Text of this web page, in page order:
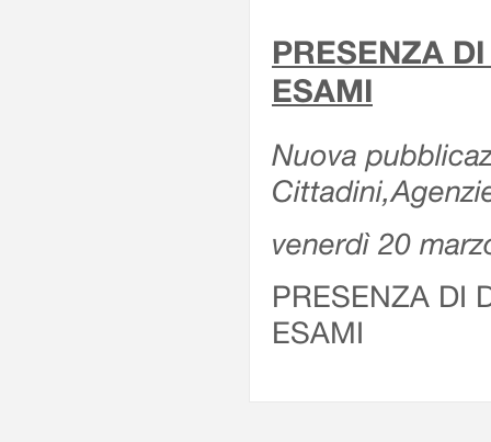
PRESENZA
ESAMI
Nuova
venerdì 20
PRESENZA DI
ESAMI